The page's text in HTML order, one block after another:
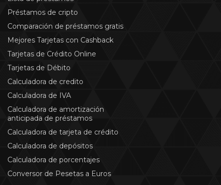
Préstamos de cripto
Comparación de préstamos gratis
Mejores Tarjetas con Cashback
Tarjetas de Crédito Online
Tarjetas de Débito
Calculadora de credito
Calculadora de IVA
Calculadora de amortización
anticipada de préstamos
Calculadora de tarjeta de crédito
Calculadora de depósitos
Calculadora de porcentajes
Conversor de Pesetas a Euros